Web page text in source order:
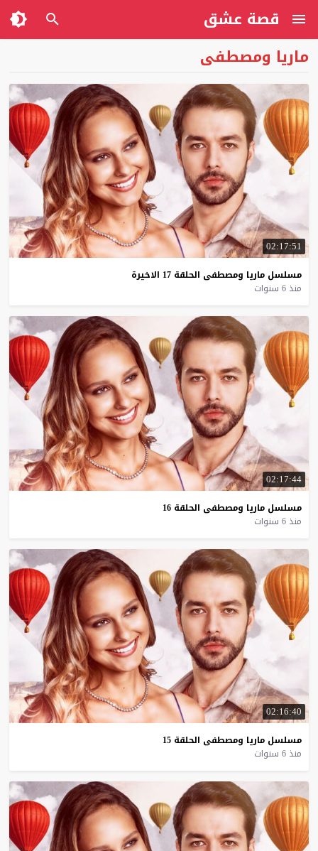
قصة عشق
ماريا ومصطفى
02:17:51
مسلسل ماريا ومصطفى الحلقة 17 الاخيرة
منذ 6 سنوات
02:17:44
مسلسل ماريا ومصطفى الحلقة 16
منذ 6 سنوات
02:16:40
مسلسل ماريا ومصطفى الحلقة 15
منذ 6 سنوات